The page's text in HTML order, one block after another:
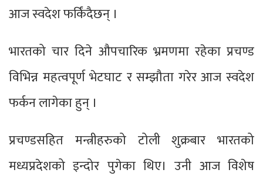
आज स्वदेश फर्किंदैछन् ।
भारतको चार दिने औपचारिक भ्रमणमा रहेका प्रचण्ड
विभिन्न महत्वपूर्ण भेटघाट र सम्झौता गरेर आज स्वदेश
फर्कन लागेका हुन् ।
प्रचण्डसहित मन्त्रीहरुको टोली शुक्रबार भारतको
मध्यप्रदेशको इन्दोर पुगेका थिए। उनी आज विशेष